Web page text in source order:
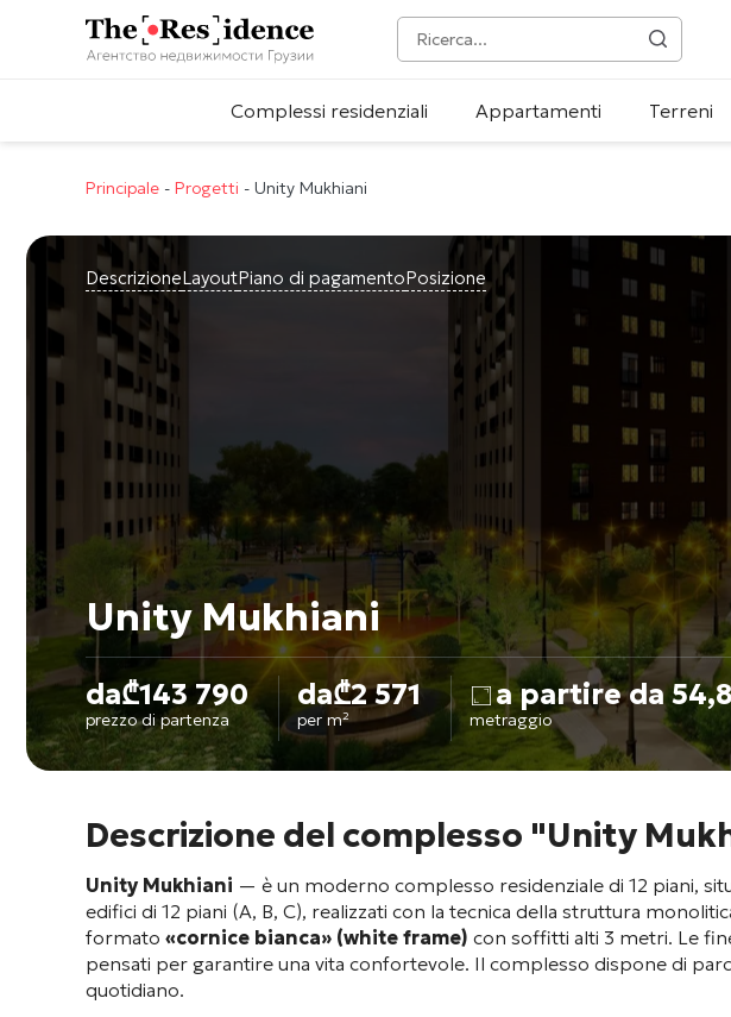
Complessi residenziali Appartamenti Terreni
Principale - Progetti - Unity Mukhiani
DescrizioneLayoutPiano di pagamentoPosizione
Unity Mukhiani
da₾143 790
prezzo di partenza
da₾2 571
per m²
a partire da
metraggio
Descrizione del complesso "Unity
Unity Mukhiani — è un moderno complesso residenziale di 12 piani,
edifici di 12 piani (A, B, C), realizzati con la tecnica della struttura
formato «cornice bianca» (white frame) con soffitti alti 3 metri. Le
pensati per garantire una vita confortevole. Il complesso dispone di
quotidiano.